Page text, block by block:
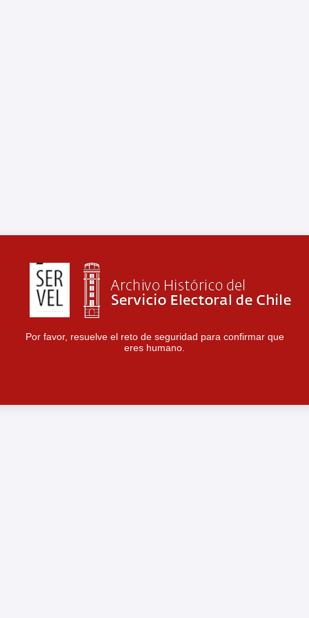
Por favor, resuelve el reto de seguridad para confirmar que
eres humano.